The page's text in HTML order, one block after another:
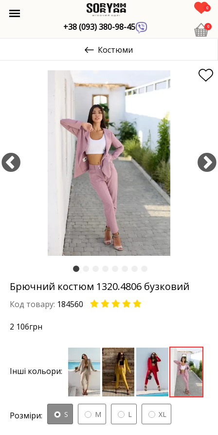
+38 (093) 380-98-45
0
0
Костюми
Брючний костюм 1320.4806 бузковий
Код товару: 184560
2 106грн
Інші кольори:
Розміри: S M L XL